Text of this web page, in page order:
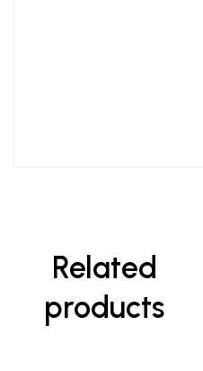
Related
products